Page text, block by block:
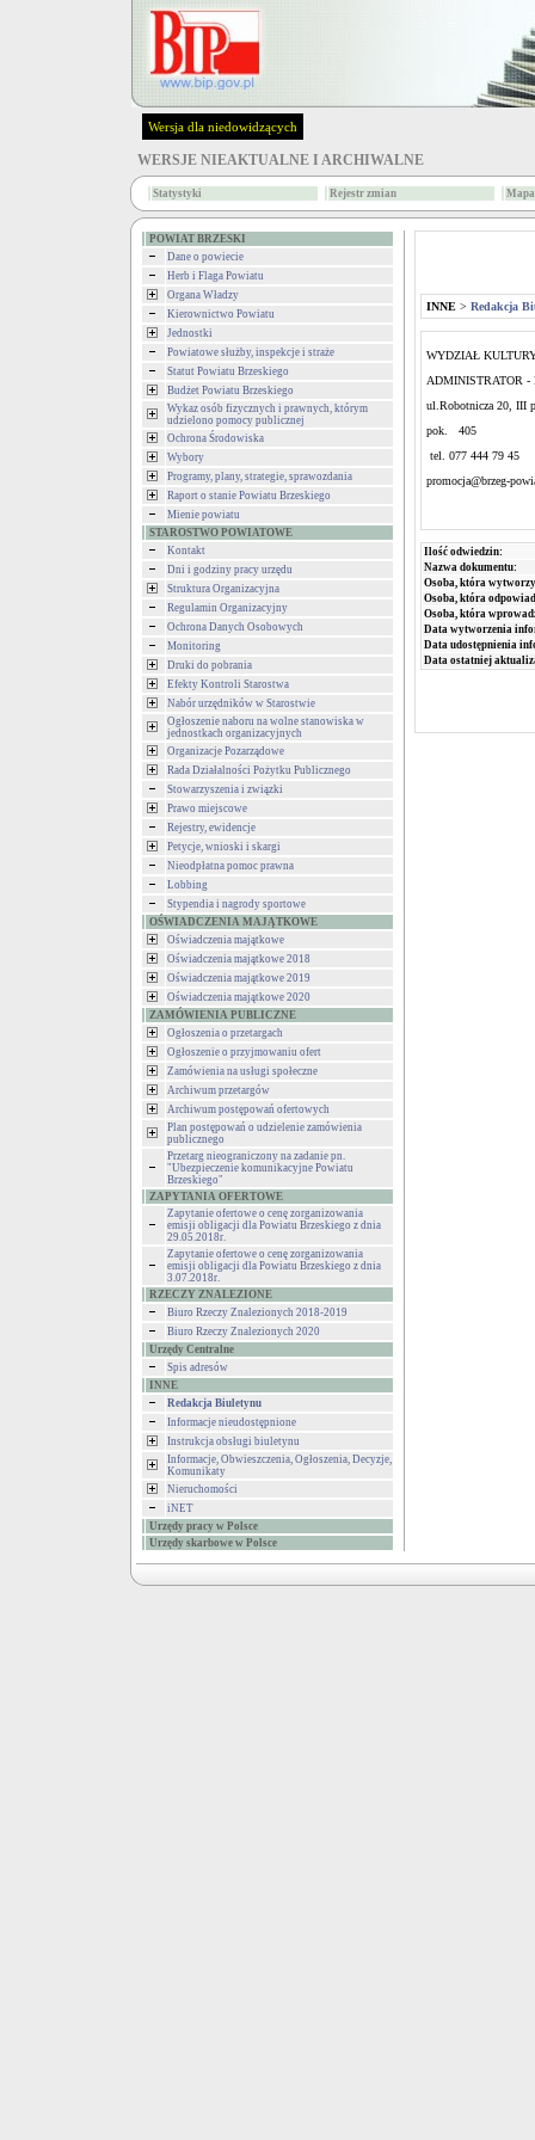
Wersja dla niedowidzących
WERSJE NIEAKTUALNE I ARCHIWALNE
Statystyki Rejestr zmian
POWIAT BRZESKI
Dane o powiecie
Herb i Flaga Powiatu
Organa Władzy
Kierownictwo Powiatu
Jednostki
Powiatowe służby, inspekcje i straże
Statut Powiatu Brzeskiego
Budżet Powiatu Brzeskiego
Wykaz osób fizycznych i prawnych, którym
udzielono pomocy publicznej
Ochrona Środowiska
Wybory
Programy, plany, strategie, sprawozdania
Raport o stanie Powiatu Brzeskiego
Mienie powiatu
STAROSTWO POWIATOWE
Kontakt
Dni i godziny pracy urzędu
Struktura Organizacyjna
Regulamin Organizacyjny
Ochrona Danych Osobowych
Monitoring
Druki do pobrania
Efekty Kontroli Starostwa
Nabór urzędników w Starostwie
Ogłoszenie naboru na wolne stanowiska w
jednostkach organizacyjnych
Organizacje Pozarządowe
Rada Działalności Pożytku Publicznego
Stowarzyszenia i związki
Prawo miejscowe
Rejestry, ewidencje
Petycje, wnioski i skargi
Nieodpłatna pomoc prawna
Lobbing
Stypendia i nagrody sportowe
OŚWIADCZENIA MAJĄTKOWE
Oświadczenia majątkowe
Oświadczenia majątkowe 2018
Oświadczenia majątkowe 2019
Oświadczenia majątkowe 2020
ZAMÓWIENIA PUBLICZNE
Ogłoszenia o przetargach
Ogłoszenie o przyjmowaniu ofert
Zamówienia na usługi społeczne
Archiwum przetargów
Archiwum postępowań ofertowych
Plan postępowań o udzielenie zamówienia
publicznego
Przetarg nieograniczony na zadanie pn.
"Ubezpieczenie komunikacyjne Powiatu
Brzeskiego"
ZAPYTANIA OFERTOWE
Zapytanie ofertowe o cenę zorganizowania
emisji obligacji dla Powiatu Brzeskiego z dnia
29.05.2018r.
Zapytanie ofertowe o cenę zorganizowania
emisji obligacji dla Powiatu Brzeskiego z dnia
3.07.2018r.
RZECZY ZNALEZIONE
Biuro Rzeczy Znalezionych 2018-2019
Biuro Rzeczy Znalezionych 2020
Urzędy Centralne
Spis adresów
INNE
Redakcja Biuletynu
Informacje nieudostępnione
Instrukcja obsługi biuletynu
Informacje, Obwieszczenia, Ogłoszenia, Decyzje,
Komunikaty
Nieruchomości
iNET
Urzędy pracy w Polsce
Urzędy skarbowe w Polsce
INNE > Redakcja
WYDZIAŁ
ADMINISTRATOR -
ul.Robotnicza 20, III
pok. 405
tel. 077 444 79 45
promocja@brzeg-
Ilość odwiedzin:
Nazwa dokumentu:
Osoba, która
Osoba, która
Osoba, która
Data wytworzenia
Data udostępnienia
Data ostatniej